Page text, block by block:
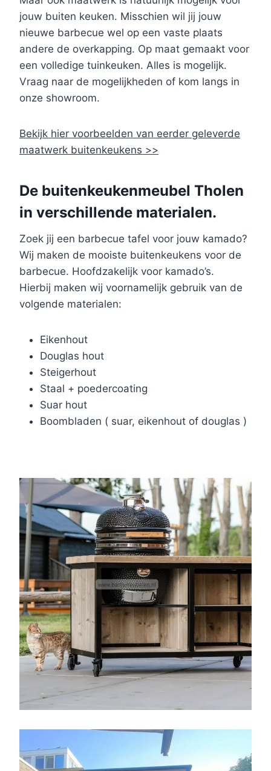
jouw buiten keuken. Misschien wil jij jouw
nieuwe barbecue wel op een vaste plaats
andere de overkapping. Op maat gemaakt voor
een volledige tuinkeuken. Alles is mogelijk.
Vraag naar de mogelijkheden of kom langs in
onze showroom.
Bekijk hier voorbeelden van eerder geleverde
maatwerk buitenkeukens >>
De buitenkeukenmeubel Tholen
in verschillende materialen.
Zoek jij een barbecue tafel voor jouw kamado?
Wij maken de mooiste buitenkeukens voor de
barbecue. Hoofdzakelijk voor kamado’s.
Hierbij maken wij voornamelijk gebruik van de
volgende materialen:
Eikenhout
Douglas hout
Steigerhout
Staal + poedercoating
Suar hout
Boombladen ( suar, eikenhout of douglas )